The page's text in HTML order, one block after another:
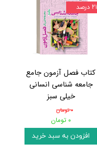
کتاب فصل آزمون جامع
جامعه شناسی انسانی
خیلی سبز
۰ تومان
۰ تومان
افزودن به سبد خرید
۲۱ درصد